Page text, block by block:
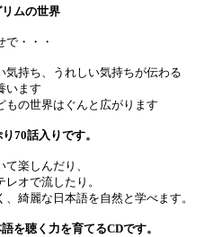
ムの世界
・・・
気持ち、うれしい気持ちが伝わる
います
もの世界はぐんと広がります
70話入りです。
楽しんだり、
オで流したり。
綺麗な日本語を自然と学べます。
を聴く力を育てるCDです。